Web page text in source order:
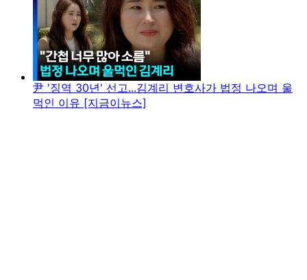
尹 '징역 30년' 선고...김계리 변호사가 법정 나오며 울
먹인 이유 [지금이뉴스]